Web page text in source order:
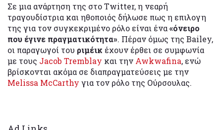
Σε μια ανάρτηση της στο Twitter, η νεαρή
τραγουδίστρια και ηθοποιός δήλωσε πως η επιλογη
της για τον συγκεκριμένο ρόλο είναι ένα«όνειρο
που έγινε πραγματικότητα». Πέραν όμως της Bailey,
οι παραγωγοί του ριμέικ έχουν έρθει σε συμφωνία
με τους Jacob Tremblay και την Awkwafina, ενώ
βρίσκονται ακόμα σε διαπραγματεύσεις με την
Melissa McCarthy για τον ρόλο της Ούρσουλας.